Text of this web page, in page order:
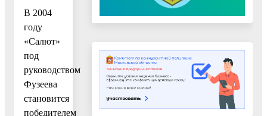
В 2004
году
«Салют»
под
руководством
Фузеева
становится
победителем